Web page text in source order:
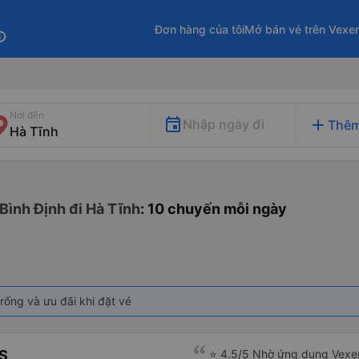
Đơn hàng của tôiMở bán vé trên
Nơi đến
Nhập ngày đi add
Định đi Hà Tĩnh: 10 chuyến mỗi ngày
và ưu đãi khi đặt vé
⭐ 4.5/5 Nhờ ứng dụng